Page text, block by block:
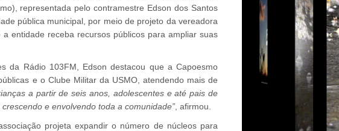
representada pelo contramestre Edson dos Santos
pública municipal, por meio de projeto da vereadora
entidade receba recursos públicos para ampliar suas
da Rádio 103FM, Edson destacou que a Capoesmo
e o Clube Militar da USMO, atendendo mais de
a partir de seis anos, adolescentes e até pais de
e envolvendo toda a comunidade” , afirmou.
projeta expandir o número de núcleos para